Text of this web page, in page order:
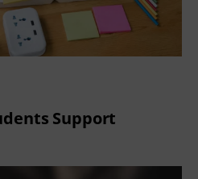
Support